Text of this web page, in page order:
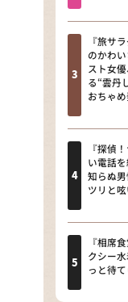
『旅サ
のかわ
スト女
る“雲丹
おちゃ
『探偵
い電話
知らぬ
ツリと
『相席
クシー
っと待